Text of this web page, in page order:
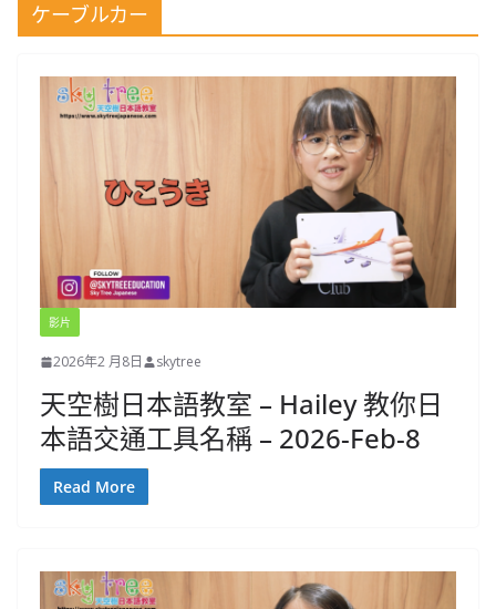
ケーブルカー
影片
2026年2 月8日 skytree
天空樹日本語教室 – Hailey 教你日
本語交通工具名稱 – 2026-Feb-8
Read More